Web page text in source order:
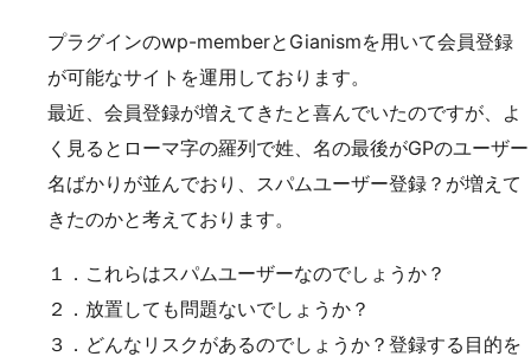
プラグインのwp-memberとGianismを用いて会員登録
が可能なサイトを運用しております。
最近、会員登録が増えてきたと喜んでいたのですが、よ
く見るとローマ字の羅列で姓、名の最後がGPのユーザー
名ばかりが並んでおり、スパムユーザー登録？が増えて
きたのかと考えております。
１．これらはスパムユーザーなのでしょうか？
２．放置しても問題ないでしょうか？
３．どんなリスクがあるのでしょうか？登録する目的を